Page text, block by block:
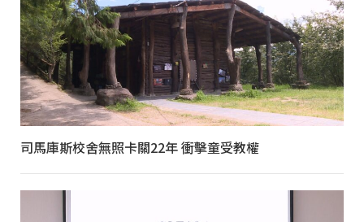
司馬庫斯校舍無照卡關22年 衝擊童受教權